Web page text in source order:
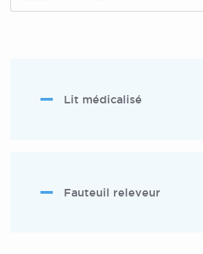
Lit médicalisé
Fauteuil releveur